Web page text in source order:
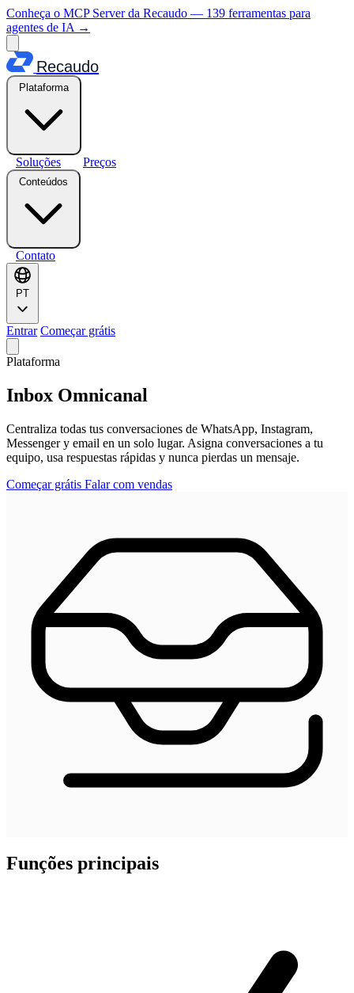
Conheça o MCP Server da Recaudo — 139 ferramentas para
agentes de IA →
Recaudo
Plataforma
Soluções Preços
Conteúdos
Contato
PT
Entrar Começar grátis
Plataforma
Inbox Omnicanal
Centraliza todas tus conversaciones de WhatsApp, Instagram,
Messenger y email en un solo lugar. Asigna conversaciones a tu
equipo, usa respuestas rápidas y nunca pierdas un mensaje.
Começar grátis Falar com vendas
Funções principais